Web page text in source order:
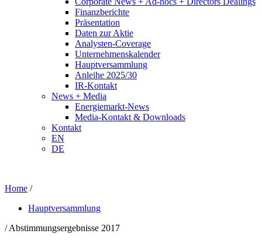
Finanzberichte
Präsentation
Daten zur Aktie
Analysten-Coverage
Unternehmenskalender
Hauptversammlung
Anleihe 2025/30
IR-Kontakt
News + Media
Energiemarkt-News
Media-Kontakt & Downloads
Kontakt
EN
DE
Home /
Hauptversammlung
/ Abstimmungsergebnisse 2017